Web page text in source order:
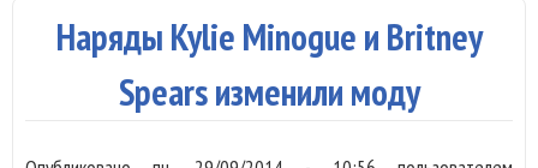
Наряды Kylie Minogue и Britney
Spears изменили моду